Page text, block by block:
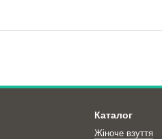
Каталог
Жіноче взуття